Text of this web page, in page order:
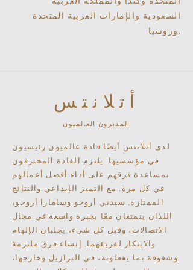
السعودية والإمارات العربية المتحدة
وروسيا.
أتلانتس
المديرون العالميون
لدى أتلانتس أيضًا قادة عالميون رئيسيون
في مؤسسيها. يلتزم القادة المحترفون
بمساعدة فرقهم على أداء أفضل أعمالهم
في كل مرة. مع التميز الإبداعي والنتائج
الممتازة. سيدني أروجو وسامارا أروجو،
اللذان يتمتعان معًا بخبرة واسعة في مجال
الاتصالات، وقبل كل شيء، يجلبان الإلهام
والابتكار لفريقهما. إنشاء فرق ملتزمة
وشغوفة بما يفعلونه، في البرازيل وخارجها،